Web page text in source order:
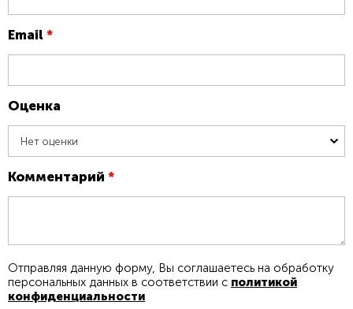
Email *
Оценка
Нет оценки
Комментарий *
Отправляя данную форму, Вы соглашаетесь на обработку
персональных данных в соответствии с политикой
конфиденциальности